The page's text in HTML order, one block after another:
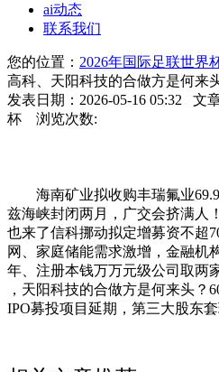
ai动态
联系我们
您的位置： 2026年国际足联世界
高科、天阳科技的合做方是何来
发表日期：2026-05-16 05:32 文
杯 浏览次数:
海南矿业拟收购丰瑞氟业
兹海峡封闭两月，广交会挤满人
也来了信科挪动拟定增募资不超
网、家庭储能需求激增，金融机
年、注册本钱万万元级公司取两
，天阳科技的合做方是何来头？
IPO募投项目延期，第三大股东